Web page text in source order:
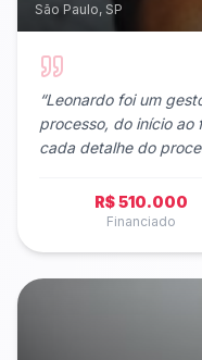
São Paulo, SP
“Leonardo foi um
processo, do início ao
cada detalhe do
R$ 510.000
Financiado